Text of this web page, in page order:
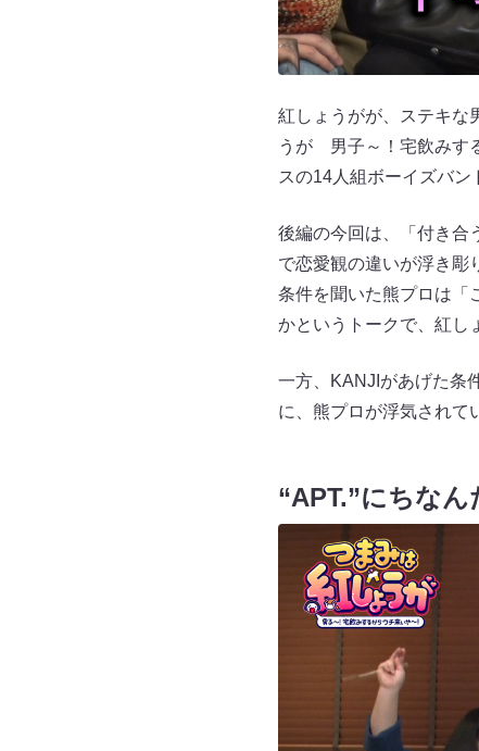
紅しょうがが、ステキな
うが 男子～！宅飲みす
スの14人組ボーイズバン
後編の今回は、「付き合
で恋愛観の違いが浮き
条件を聞いた熊プロは「
かというトークで、紅し
一方、KANJIがあげた条
に、熊プロが浮気されて
“APT.”にちなん